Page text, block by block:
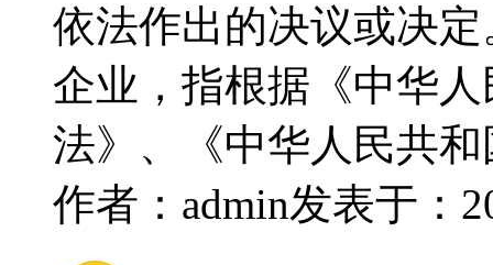
依法作出的决议或决
企业，指根据《中华
法》、《中华人民共
作者：admin发表于：